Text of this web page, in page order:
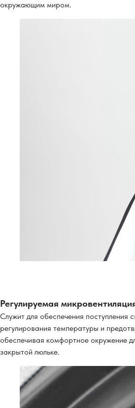
окружающим миром.
Регулируемая
Служит для обеспечения поступления
регулирования температуры и
обеспечивая комфортное окружение
закрытой люльке.